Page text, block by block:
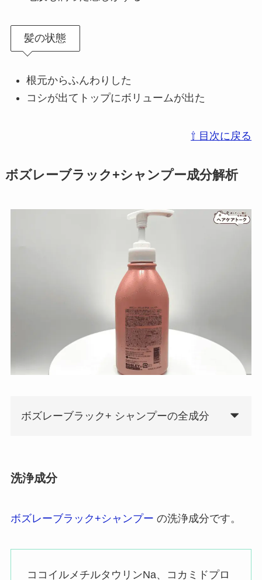
髪の状態
根元からふんわりした
コシが出てトップにボリュームが出た
⇧ 目次に戻る
ボズレーブラック+シャンプー成分解析
ボズレーブラック+ シャンプーの全成分
洗浄成分
ボズレーブラック+シャンプー の洗浄成分です。
ココイルメチルタウリンNa、コカミドプロ